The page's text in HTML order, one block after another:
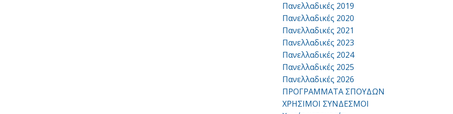
Πανελλαδικές 2019
Πανελλαδικές 2020
Πανελλαδικές 2021
Πανελλαδικές 2023
Πανελλαδικές 2024
Πανελλαδικές 2025
Πανελλαδικές 2026
ΠΡΟΓΡΑΜΜΑΤΑ ΣΠΟΥΔΩΝ
ΧΡΗΣΙΜΟΙ ΣΥΝΔΕΣΜΟΙ